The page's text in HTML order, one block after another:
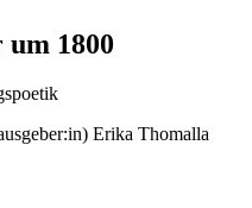
1800
Erika Thomalla